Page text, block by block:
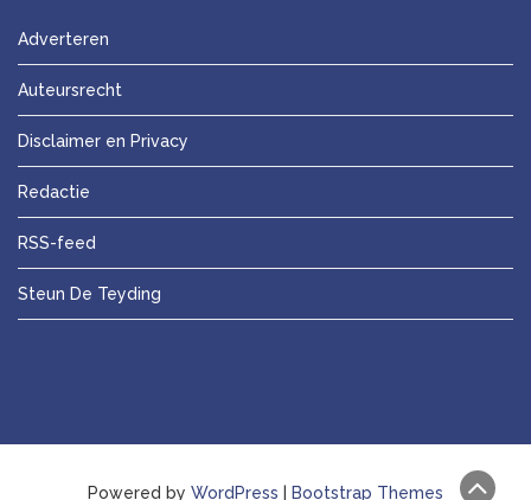
Adverteren
Auteursrecht
Disclaimer en Privacy
Redactie
RSS-feed
Steun De Teyding
Powered by WordPress Bootstrap Themes